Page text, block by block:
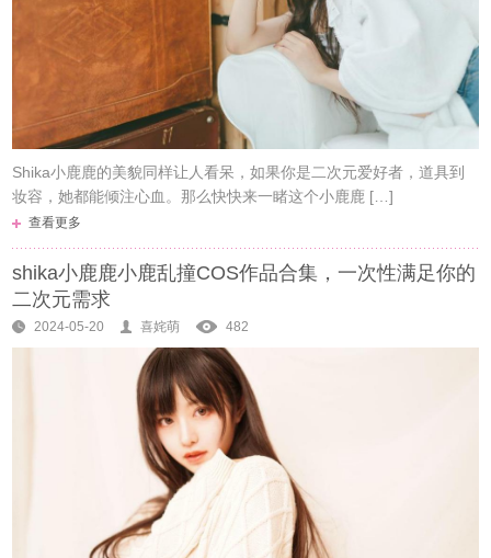
Shika小鹿鹿的美貌同样让人看呆，如果你是二次元爱好者，道具到
妆容，她都能倾注心血。那么快快来一睹这个小鹿鹿 […]
查看更多
shika小鹿鹿小鹿乱撞COS作品合集，一次性满足你的
二次元需求
2024-05-20 喜姹萌 482